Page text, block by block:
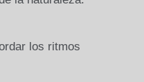
los ritmos